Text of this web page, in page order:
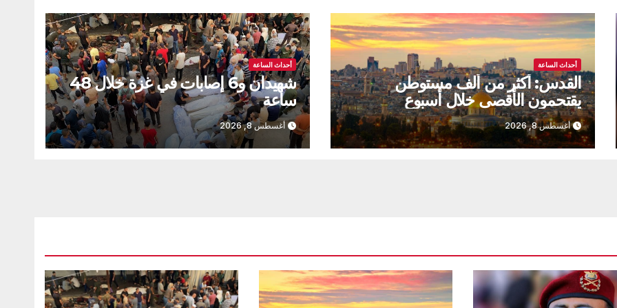
أحداث الساعة
القدس: أكثر من ألف مستوطن
يقتحمون الأقصى خلال أسبوع
أغسطس 8, 2026
أحداث الساعة
شهيدان و6 إصابات في غزة خلال 48
ساعة
أغسطس 8, 2026